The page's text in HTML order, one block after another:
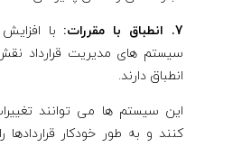
7. انطباق با مقررات:
با
سیستم های مدیریت قرارداد
انطباق دارند.
این سیستم ها می توانند
کنند و به طور خودکار قراردادها